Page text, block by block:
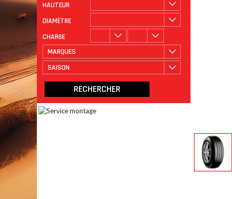
HAUTEUR
DIAMÈTRE
CHARGE
MARQUES
SAISON